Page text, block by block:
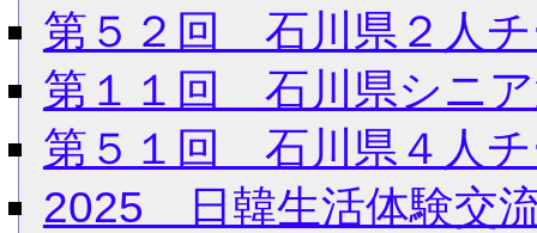
第５２回 石川県２人チ
第１１回 石川県シニ
第５１回 石川県４人チ
2025 日韓生活体験交